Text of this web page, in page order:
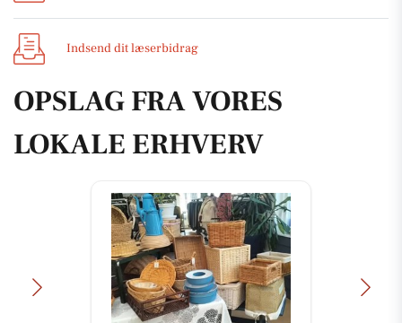
Indsend dit læserbidrag
OPSLAG FRA VORES
LOKALE ERHVERV